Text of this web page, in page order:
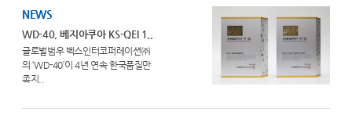
NEWS
WD-40, 베지아쿠아 KS-QEI 1..
글로벌범우 벡스인터코퍼레이션㈜
의 ‘WD-40’이 4년 연속 한국품질만
족지..